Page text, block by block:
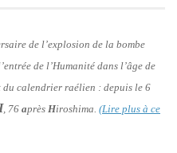
de l’explosion de la bombe
de l’Humanité dans l’âge de
du calendrier raélien : depuis le 6
, 76 après Hiroshima. (Lire plus à ce